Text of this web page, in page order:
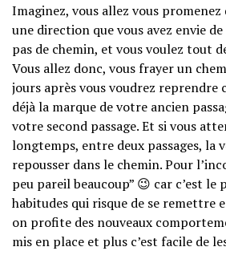
Imaginez, vous allez vous promenez
une direction que vous avez envie
pas de chemin, et vous voulez tout
Vous allez donc, vous frayer un
jours après vous voudrez reprendre
déjà la marque de votre ancien
votre second passage. Et si vous
longtemps, entre deux passages, la
repousser dans le chemin. Pour
peu pareil beaucoup” 😉 car c’est le
habitudes qui risque de se remettre
on profite des nouveaux
mis en place et plus c’est facile de